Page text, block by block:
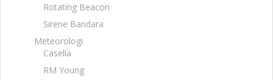
Rotating Beacon
Sirene Bandara
Meteorologi
Casella
RM Young